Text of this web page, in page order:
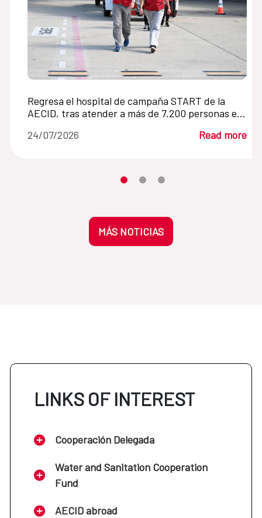
Regresa el hospital de campaña START de la
AECID, tras atender a más de 7.200 personas en
24/07/2026 Read more
Moves the carousel to its element
Moves the carousel to its
Moves the carousel to its
MÁS NOTICIAS
LINKS OF INTEREST
Cooperación Delegada
Water and Sanitation Cooperation
Fund
AECID abroad